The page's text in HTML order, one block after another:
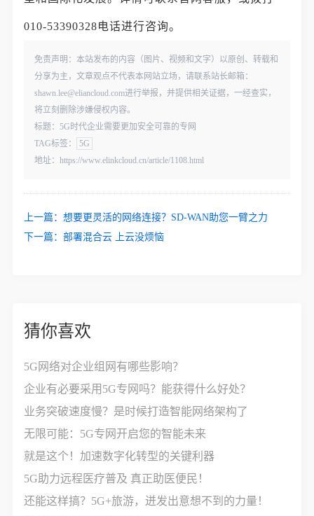
010-53390328电话进行咨询。
免责声明：本站发布的内容（图片、视频和文字）以原创、转载和
分享为主，文章观点不代表本网站立场，请联系站长邮箱：
shawn.lee@eliancloud.com进行举报，并提供相关证据，一经查实，
将立刻删除涉嫌侵权内容。
标题：5G时代企业需要更加安全可靠的专网
TAG标签：
5G
地址：https://www.elinkcloud.cn/article/1108.html
上一篇：想要更灵活的网络连接？SD-WAN助您一臂之力
下一篇：部署混合云 上云没烦恼
猜你喜欢
5G网络对企业组网有哪些影响？
企业有必要采用5G专网吗？能获得什么好处？
业务突破速度慢？是时候打造智能网络架构了
无限可能：5G专网开启您的智能未来
就是这个！加速数字化转型的关键利器
5G助力远程医疗普及 真正助医便民！
还能这样搞？5G+旅游，迸发出意想不到的力量！